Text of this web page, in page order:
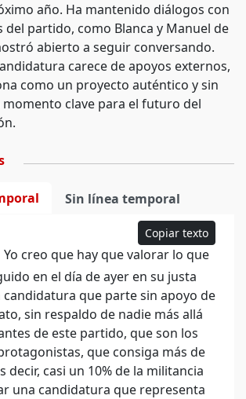
año. Ha mantenido diálogos con
partido, como Blanca y Manuel de
abierto a seguir conversando.
carece de apoyos externos,
como un proyecto auténtico y sin
clave para el futuro del
Sin línea temporal
Copiar texto
Yo creo que hay que valorar lo que
en el día de ayer en su justa
candidatura que parte sin apoyo de
sin respaldo de nadie más allá
de este partido, que son los
que consiga más de
decir, casi un 10% de la militancia
una candidatura que representa